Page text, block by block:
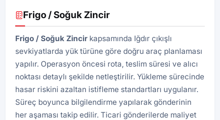
Frigo / Soğuk Zincir
Frigo / Soğuk Zincir kapsamında Iğdır çıkışlı
sevkiyatlarda yük türüne göre doğru araç planlaması
yapılır. Operasyon öncesi rota, teslim süresi ve alıcı
noktası detaylı şekilde netleştirilir. Yükleme sürecinde
hasar riskini azaltan istifleme standartları uygulanır.
Süreç boyunca bilgilendirme yapılarak gönderinin
her aşaması takip edilir. Ticari gönderilerde maliyet